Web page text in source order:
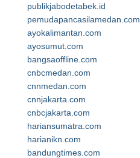
publikjabodetabek.id
pemudapancasilamedan.com
ayokalimantan.com
ayosumut.com
bangsaoffline.com
cnbcmedan.com
cnnmedan.com
cnnjakarta.com
cnbcjakarta.com
hariansumatra.com
harianikn.com
bandungtimes.com